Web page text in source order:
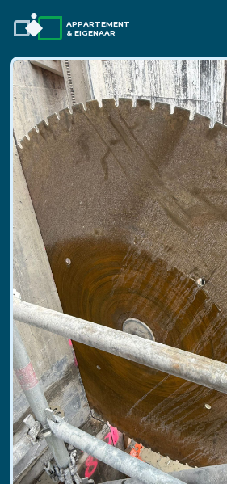
APPARTEMENT
& EIGENAAR